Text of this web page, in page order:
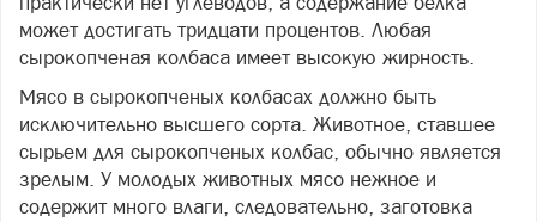
может достигать тридцати процентов. Любая
сырокопченая колбаса имеет высокую жирность.
Мясо в сырокопченых колбасах должно быть
исключительно высшего сорта. Животное, ставшее
сырьем для сырокопченых колбас, обычно является
зрелым. У молодых животных мясо нежное и
содержит много влаги, следовательно, заготовка